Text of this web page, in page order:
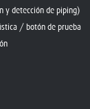
/ botón de prueba